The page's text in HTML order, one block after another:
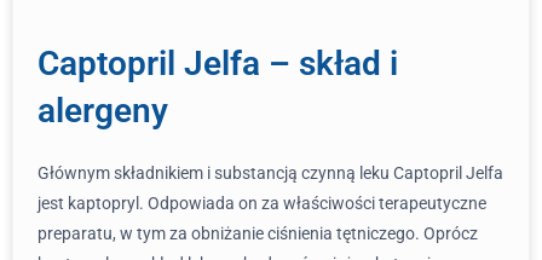
Captopril Jelfa – skład i
alergeny
Głównym składnikiem i substancją czynną leku Captopril Jelfa
jest kaptopryl. Odpowiada on za właściwości terapeutyczne
preparatu, w tym za obniżanie ciśnienia tętniczego. Oprócz